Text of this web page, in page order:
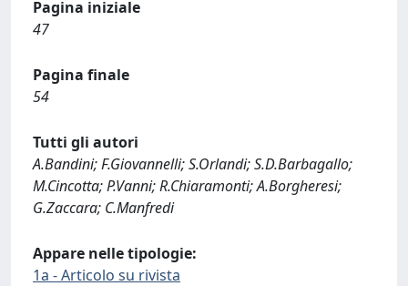
Pagina iniziale
47
Pagina finale
54
Tutti gli autori
A.Bandini; F.Giovannelli; S.Orlandi; S.D.Barbagallo;
M.Cincotta; P.Vanni; R.Chiaramonti; A.Borgheresi;
G.Zaccara; C.Manfredi
Appare nelle tipologie:
1a - Articolo su rivista